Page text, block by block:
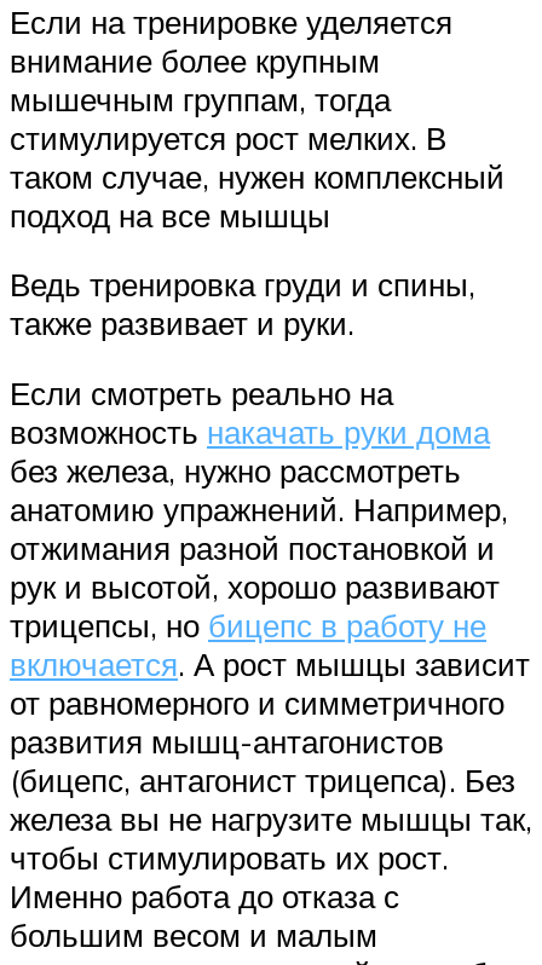
Если на тренировке уделяется
внимание более крупным
мышечным группам, тогда
стимулируется рост мелких. В
таком случае, нужен комплексный
подход на все мышцы
Ведь тренировка груди и спины,
также развивает и руки.
Если смотреть реально на
возможность накачать руки дома
без железа, нужно рассмотреть
анатомию упражнений. Например,
отжимания разной постановкой и
рук и высотой, хорошо развивают
трицепсы, но бицепс в работу не
включается. А рост мышцы зависит
от равномерного и симметричного
развития мышц-антагонистов
(бицепс, антагонист трицепса). Без
железа вы не нагрузите мышцы так,
чтобы стимулировать их рост.
Именно работа до отказа с
большим весом и малым